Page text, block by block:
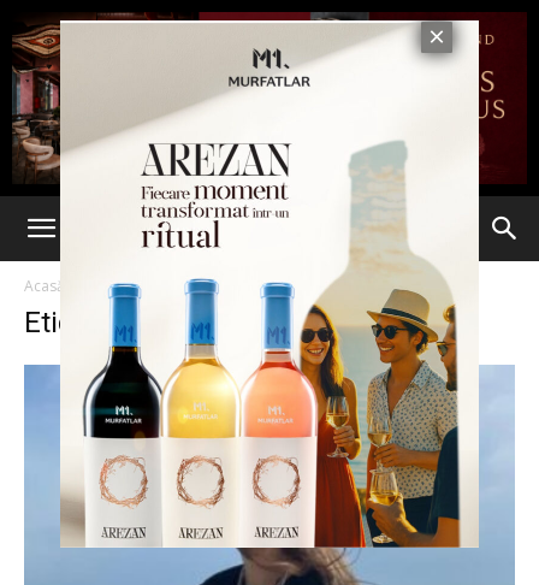
Acasă Etichete Alice
Etichetă: Alice